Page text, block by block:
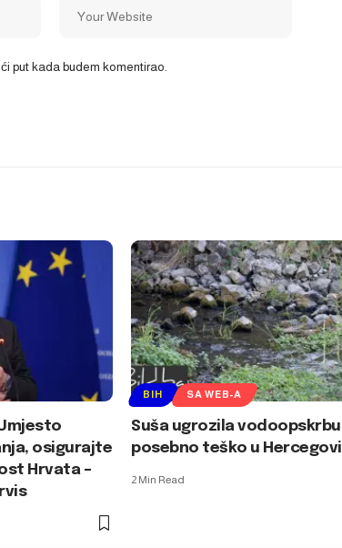
put kada budem komentirao.
Umjesto
osigurajte
Hrvata –
BIH SA WEB-A
Suša ugrozila vodoopskrbu
posebno teško u
2 Min Read